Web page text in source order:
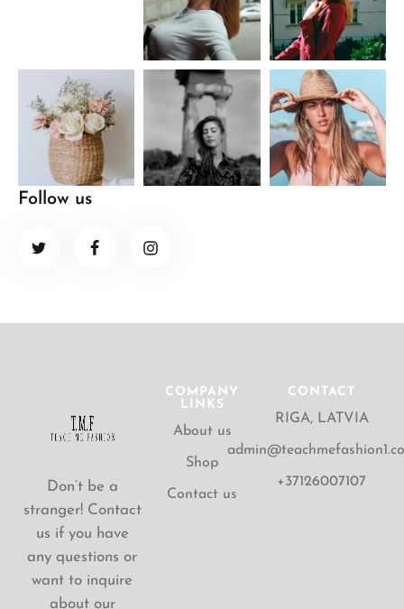
Follow us
Don’t be a
stranger! Contact
us if you have
any questions or
want to inquire
about our
COMPANY
LINKS
About us
Shop
Contact us
CONTACT
RIGA, LATVIA
+37126007107